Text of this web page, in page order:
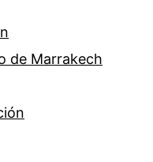
de Marrakech